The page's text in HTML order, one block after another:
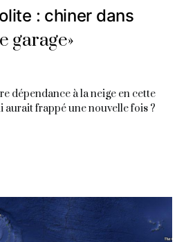
: chiner dans
garage»
dépendance à la neige en cette
aurait frappé une nouvelle fois ?